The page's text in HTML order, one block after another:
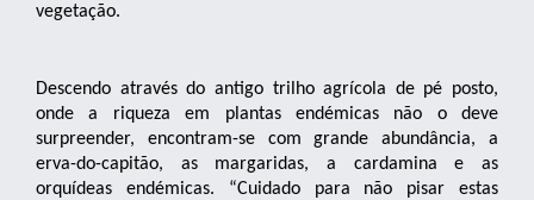
vegetação.
Descendo através do antigo trilho agrícola de pé posto,
onde a riqueza em plantas endémicas não o deve
surpreender, encontram-se com grande abundância, a
erva-do-capitão, as margaridas, a cardamina e as
orquídeas endémicas. “Cuidado para não pisar estas